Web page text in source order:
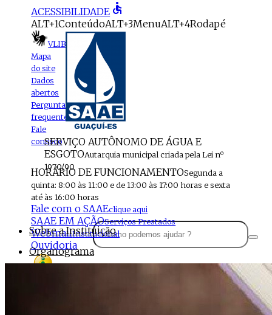
ACESSIBILIDADE accessible
ALT+1ConteúdoALT+3MenuALT+4Rodapé
VLIBRAS
Mapa
do site
Dados
abertos
Perguntas
frequentes
Fale
conosco
SERVIÇO AUTÔNOMO DE ÁGUA E
ESGOTOAutarquia municipal criada pela Lei nº
1970/90
HORÁRIO DE FUNCIONAMENTOSegunda a
quinta: 8:00 às 11:00 e de 13:00 às 17:00 horas e sexta
até às 16:00 horas
Fale com o SAAEclique aqui
SAAE EM AÇÃOServiços Prestados
WebmailInstitucional
Ouvidoria
Sobre a Instituição
Organograma